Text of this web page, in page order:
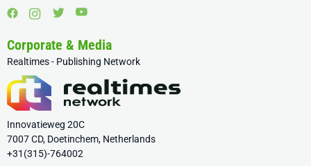
Corporate & Media
Realtimes - Publishing Network
Innovatieweg 20C
7007 CD, Doetinchem, Netherlands
+31(315)-764002